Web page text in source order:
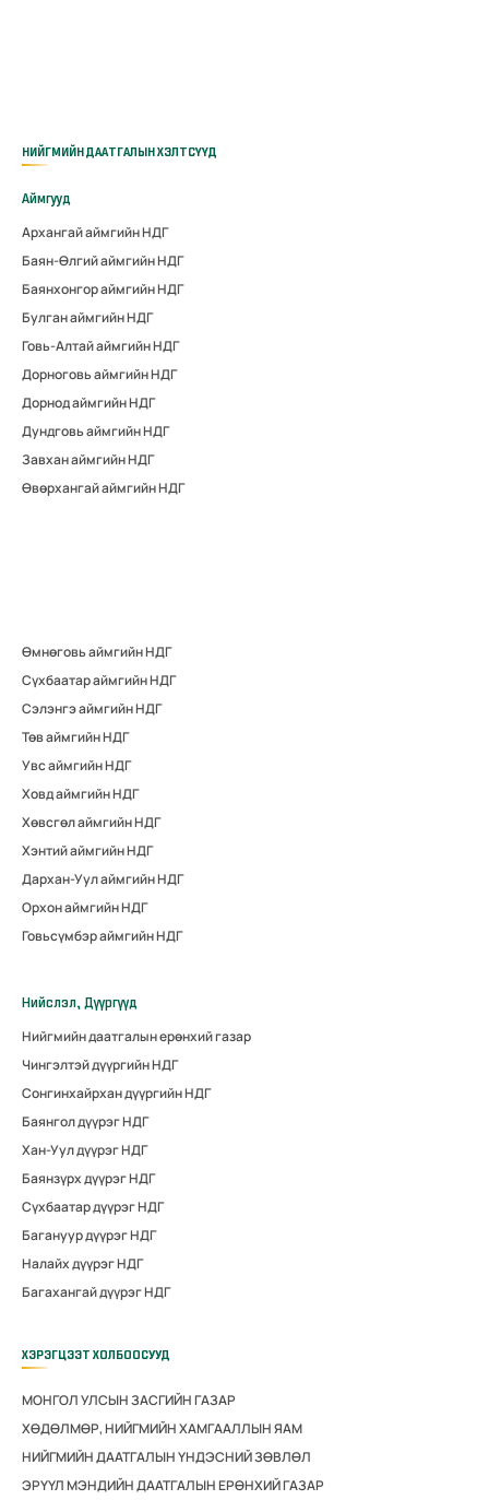
НИЙГМИЙН ДААТГАЛЫН ХЭЛТСҮҮД
Аймгууд
Архангай аймгийн НДГ
Баян-Өлгий аймгийн НДГ
Баянхонгор аймгийн НДГ
Булган аймгийн НДГ
Говь-Алтай аймгийн НДГ
Дорноговь аймгийн НДГ
Дорнод аймгийн НДГ
Дундговь аймгийн НДГ
Завхан аймгийн НДГ
Өвөрхангай аймгийн НДГ
Өмнөговь аймгийн НДГ
Сүхбаатар аймгийн НДГ
Сэлэнгэ аймгийн НДГ
Төв аймгийн НДГ
Увс аймгийн НДГ
Ховд аймгийн НДГ
Хөвсгөл аймгийн НДГ
Хэнтий аймгийн НДГ
Дархан-Уул аймгийн НДГ
Орхон аймгийн НДГ
Говьсүмбэр аймгийн НДГ
Нийслэл, Дүүргүүд
Нийгмийн даатгалын ерөнхий газар
Чингэлтэй дүүргийн НДГ
Сонгинхайрхан дүүргийн НДГ
Баянгол дүүрэг НДГ
Хан-Уул дүүрэг НДГ
Баянзүрх дүүрэг НДГ
Сүхбаатар дүүрэг НДГ
Багануур дүүрэг НДГ
Налайх дүүрэг НДГ
Багахангай дүүрэг НДГ
ХЭРЭГЦЭЭТ ХОЛБООСУУД
МОНГОЛ УЛСЫН ЗАСГИЙН ГАЗАР
ХӨДӨЛМӨР, НИЙГМИЙН ХАМГААЛЛЫН ЯАМ
НИЙГМИЙН ДААТГАЛЫН ҮНДЭСНИЙ ЗӨВЛӨЛ
ЭРҮҮЛ МЭНДИЙН ДААТГАЛЫН ЕРӨНХИЙ ГАЗАР